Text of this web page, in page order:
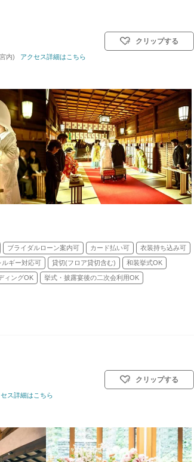
イル: 神前式／人前式
内) アクセス詳細はこちら
クリップする
ブライダルローン案内可 カード払い可 衣装持ち込み可
ルギー対応可 貸切(フロア貸切含む) 和装挙式OK
ィングOK 挙式・披露宴後の二次会利用OK
ル: 教会式(キリスト教式)／神前式／人前式／仏前式／和装人前式
ス詳細はこちら
クリップする